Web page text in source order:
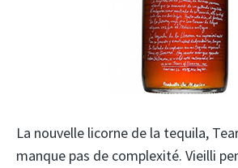
La nouvelle licorne de la tequila,
manque pas de complexité. Vieilli